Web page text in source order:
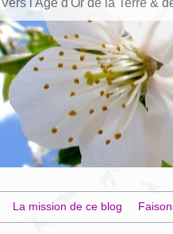
Vers l'Âge d'Or de la Terre &
La mission de ce blog